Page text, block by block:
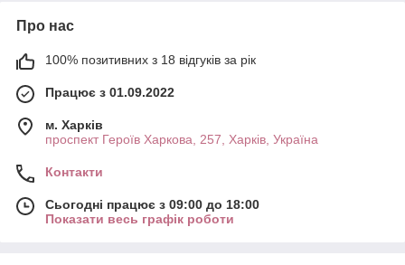
Про нас
100% позитивних з 18 відгуків за рік
Працює з 01.09.2022
м. Харків
проспект Героїв Харкова, 257, Харків, Україна
Контакти
Сьогодні працює з 09:00 до 18:00
Показати весь графік роботи